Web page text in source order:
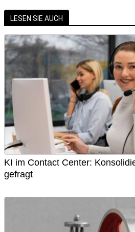
LESEN SIE AUCH
KI im Contact Center:
gefragt